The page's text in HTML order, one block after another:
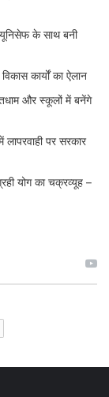
के साथ बनी
कार्यों का ऐलान
और स्कूलों में बनेंगे
लापरवाही पर सरकार
योग का चक्रव्यूह –